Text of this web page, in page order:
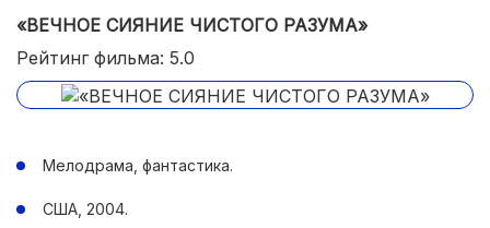
«ВЕЧНОЕ СИЯНИЕ ЧИСТОГО РАЗУМА»
Рейтинг фильма: 5.0
Мелодрама, фантастика.
США, 2004.